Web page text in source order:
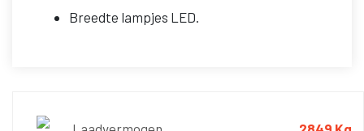
Breedte lampjes LED.